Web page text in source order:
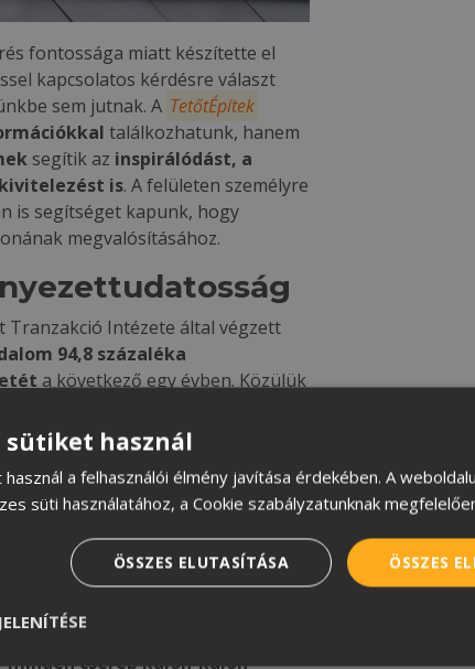
fontossága miatt készítette el
kapcsolatos kérdésre választ
sem jutnak. A TetőtÉpítek
találkozhatunk, hanem
segítik az inspirálódást, a
is. A felületen személyre
is segítséget kapunk, hogy
megvalósításához.
Tranzakció Intézete által végzett
94,8 százaléka
a következő egy évben. Közülük
környezetbarátabb lenni. A
több cél is egybevág: a
szeretnénk megóvni. A
energiák felé irányítják a
döntéseink meghozatalában,
is, a
Generonnapelemes
továbbfejlesztésébe kezdett, a
irányába tett egy óriási
minden cserép külön-külön
sütiket használ
a felhasználói élmény javítása érdekében. A
süti használatához, a Cookie szabályzatunknak
ÖSSZES
ÖSSZES ELUTASÍTÁSA